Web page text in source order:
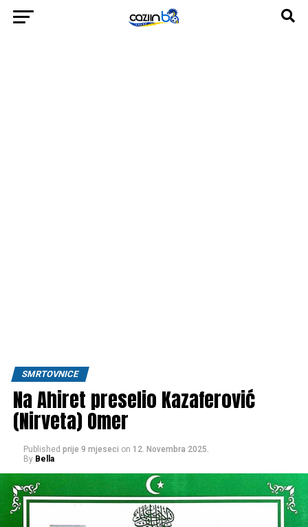
SMRTOVNICE
Na Ahiret preselio Kazaferović
(Nirveta) Omer
Published prije 9 mjeseci on 12. Novembra 2025.
By Bella